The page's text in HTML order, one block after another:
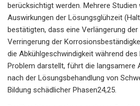
berücksichtigt werden. Mehrere Studien
Auswirkungen der Lösungsglühzeit
bestätigten, dass eine Verlängerung
Verringerung der
die Abkühlgeschwindigkeit während des
Problem darstellt, führt die langsamere
nach der Lösungsbehandlung von
Bildung schädlicher Phasen24,25.